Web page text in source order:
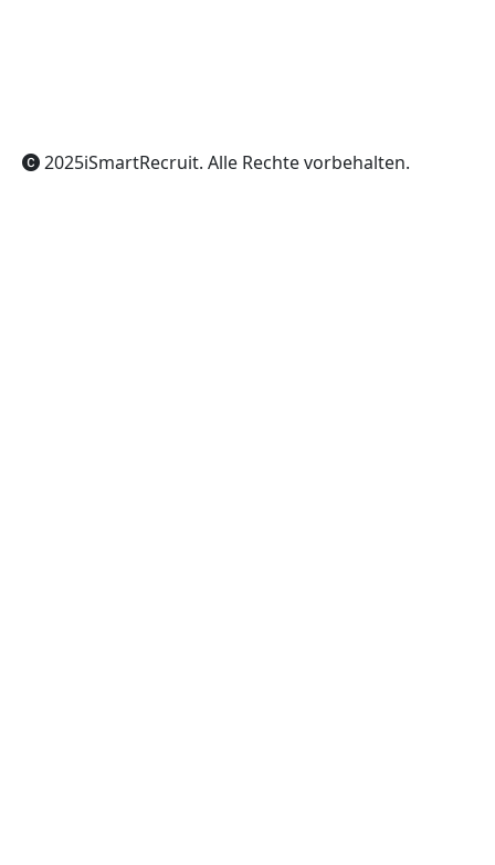
2025iSmartRecruit. Alle Rechte vorbehalten.